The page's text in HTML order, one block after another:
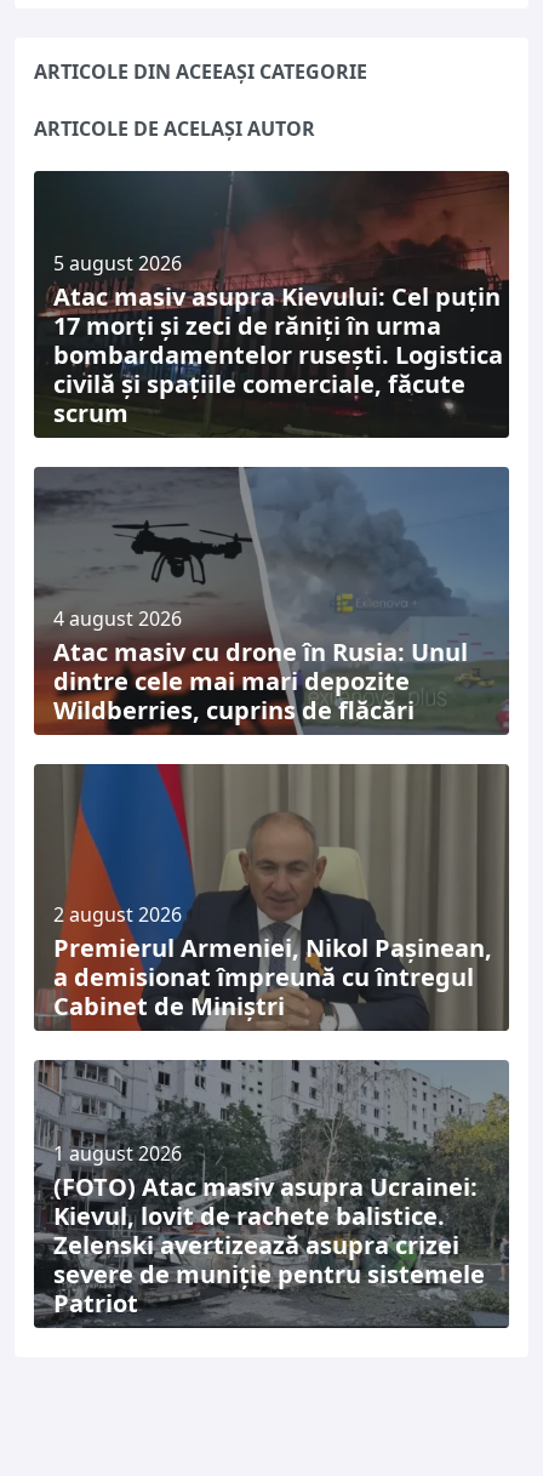
ARTICOLE DIN ACEEAȘI CATEGORIE
ARTICOLE DE ACELAȘI AUTOR
5 august 2026
Atac masiv asupra Kievului: Cel puțin
17 morți și zeci de răniți în urma
bombardamentelor rusești. Logistica
civilă și spațiile comerciale, făcute
scrum
4 august 2026
Atac masiv cu drone în Rusia: Unul
dintre cele mai mari depozite
Wildberries, cuprins de flăcări
2 august 2026
Premierul Armeniei, Nikol Pașinean,
a demisionat împreună cu întregul
Cabinet de Miniștri
1 august 2026
(FOTO) Atac masiv asupra Ucrainei:
Kievul, lovit de rachete balistice.
Zelenski avertizează asupra crizei
severe de muniție pentru sistemele
Patriot